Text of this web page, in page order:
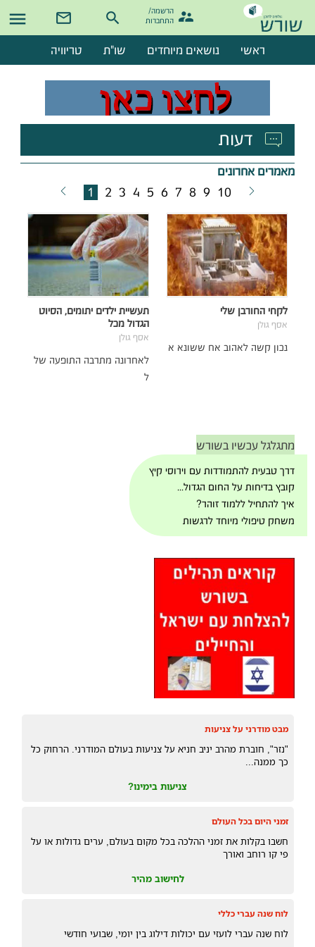

הרשמה/
התחברות
ראשי נושאים מיוחדים שו"ת טריוויה
דעות
מאמרים אחרונים
1
2 3 4 5 6 7 8 9 10
לקחי החורבן שלי
אסף גולן
נכון קשה לאהוב אח ששונא א
תעשיית ילדים יתומים, הסיוט
הגדול מכל
אסף גולן
לאחרונה מתרבה התופעה של
ל
מתגלגל עכשיו בשורש
דרך טבעית להתמודדות עם וירוסי קיץ
קובץ בדיחות על החום הגדול...
איך להתחיל ללמוד זוהר?
משחק טיפולי מיוחד לרגשות
מבט מודרני על צניעות
"נזר", חוברת מהרב יניב חניא על צניעות בעולם המודרני. הרחוק כל
כך ממנה...
צניעות בימינו?
זמני היום בכל העולם
חשבו בקלות את זמני ההלכה בכל מקום בעולם, ערים גדולות או על
פי קו רוחב ואורך
לחישוב מהיר
לוח שנה עברי כללי
לוח שנה עברי לועזי עם יכולות דילוג בין יומי, שבועי חודשי